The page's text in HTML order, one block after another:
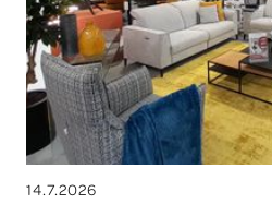
14.7.2026